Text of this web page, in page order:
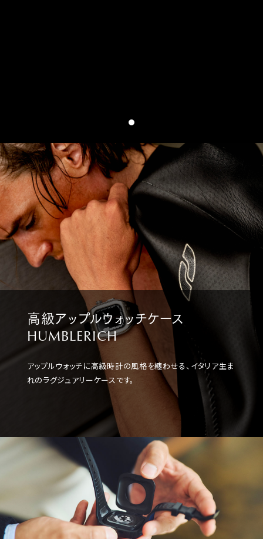
高級アップルウォッチケース
HUMBLERICH
アップルウォッチに高級時計の風格を纏わせる、イタリア生ま
れのラグジュアリーケースです。